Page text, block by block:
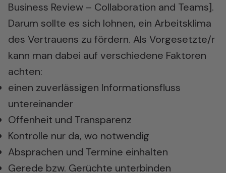
Business Review – Collaboration and Teams].
Darum sollte es sich lohnen, ein Arbeitsklima
des Vertrauens zu fördern. Als Vorgesetzte/r
kann man dabei auf verschiedene Faktoren
achten:
einen zuverlässigen Informationsfluss
untereinander
Offenheit und Transparenz
Kontrolle nur da, wo notwendig
Absprachen und Termine einhalten
Gerede bzw. Gerüchte unterbinden